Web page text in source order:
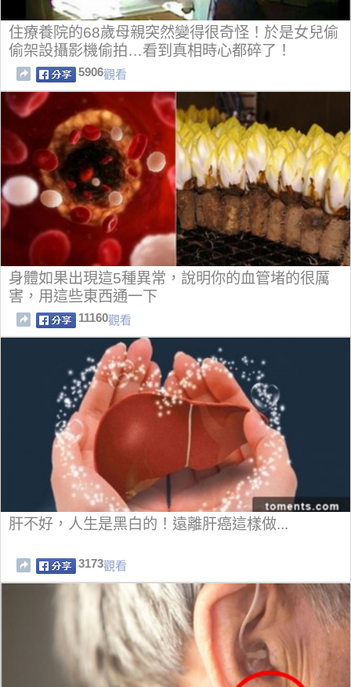
住療養院的68歲母親突然變得很奇怪！於是女兒偷
偷架設攝影機偷拍…看到真相時心都碎了！
5906觀看
身體如果出現這5種異常，說明你的血管堵的很厲
害，用這些東西通一下
11160觀看
肝不好，人生是黑白的！遠離肝癌這樣做...
3173觀看